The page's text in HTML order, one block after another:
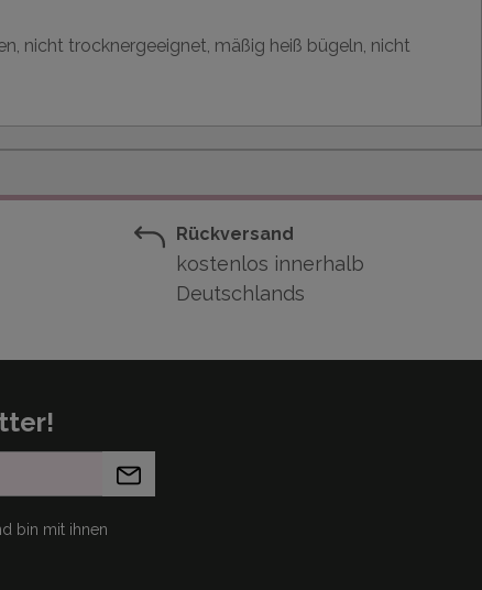
nicht trocknergeeignet, mäßig heiß bügeln, nicht
Rückversand
kostenlos innerhalb
Deutschlands
bin mit ihnen